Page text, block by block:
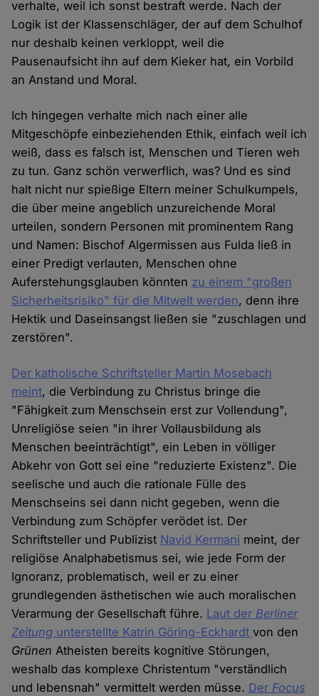
verhalte, weil ich sonst bestraft werde. Nach der
Logik ist der Klassenschläger, der auf dem Schulhof
nur deshalb keinen verkloppt, weil die
Pausenaufsicht ihn auf dem Kieker hat, ein Vorbild
an Anstand und Moral.
Ich hingegen verhalte mich nach einer alle
Mitgeschöpfe einbeziehenden Ethik, einfach weil ich
weiß, dass es falsch ist, Menschen und Tieren weh
zu tun. Ganz schön verwerflich, was? Und es sind
halt nicht nur spießige Eltern meiner Schulkumpels,
die über meine angeblich unzureichende Moral
urteilen, sondern Personen mit prominentem Rang
und Namen: Bischof Algermissen aus Fulda ließ in
einer Predigt verlauten, Menschen ohne
Auferstehungsglauben könnten zu einem "großen
Sicherheitsrisiko" für die Mitwelt werden, denn ihre
Hektik und Daseinsangst ließen sie "zuschlagen und
zerstören".
Der katholische Schriftsteller Martin Mosebach
meint, die Verbindung zu Christus bringe die
"Fähigkeit zum Menschsein erst zur Vollendung",
Unreligiöse seien "in ihrer Vollausbildung als
Menschen beeinträchtigt", ein Leben in völliger
Abkehr von Gott sei eine "reduzierte Existenz". Die
seelische und auch die rationale Fülle des
Menschseins sei dann nicht gegeben, wenn die
Verbindung zum Schöpfer verödet ist. Der
Schriftsteller und Publizist Navid Kermani meint, der
religiöse Analphabetismus sei, wie jede Form der
Ignoranz, problematisch, weil er zu einer
grundlegenden ästhetischen wie auch moralischen
Verarmung der Gesellschaft führe. Laut der Berliner
Zeitung unterstellte Katrin Göring-Eckhardtvon den
Grünen Atheisten bereits kognitive Störungen,
weshalb das komplexe Christentum "verständlich
und lebensnah" vermittelt werden müsse. Der Focus